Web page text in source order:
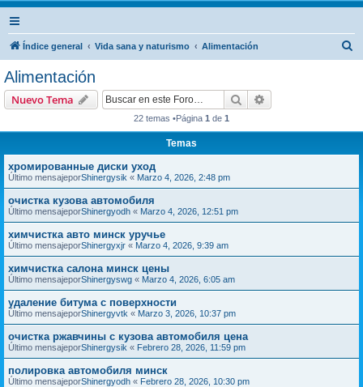
Índice general Vida sana y naturismo Alimentación
Alimentación
Nuevo Tema Buscar
22 temas •Página 1 de 1
Temas
хромированные диски уход
Último mensajeporShinergysik « Marzo 4, 2026, 2:48 pm
очистка кузова автомобиля
Último mensajeporShinergyodh « Marzo 4, 2026, 12:51 pm
химчистка авто минск уручье
Último mensajeporShinergyxjr « Marzo 4, 2026, 9:39 am
химчистка салона минск цены
Último mensajeporShinergyswg « Marzo 4, 2026, 6:05 am
удаление битума с поверхности
Último mensajeporShinergyvtk « Marzo 3, 2026, 10:37 pm
очистка ржавчины с кузова автомобиля цена
Último mensajeporShinergysik « Febrero 28, 2026, 11:59 pm
полировка автомобиля минск
Último mensajeporShinergyodh « Febrero 28, 2026, 10:30 pm